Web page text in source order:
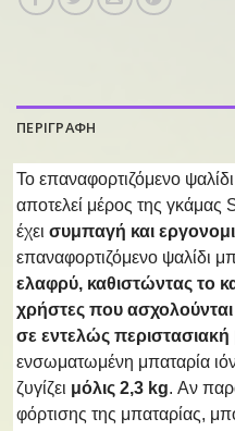
ΠΕΡΙΓΡΑΦΗ
Το επαναφορτιζόμενο
αποτελεί μέρος της γκάμας
έχει συμπαγή και
επαναφορτιζόμενο ψαλίδι
ελαφρύ, καθιστώντας το
χρήστες που
σε εντελώς
ενσωματωμένη μπαταρία
ζυγίζει μόλις 2,3 kg. Αν
φόρτισης της μπαταρίας,